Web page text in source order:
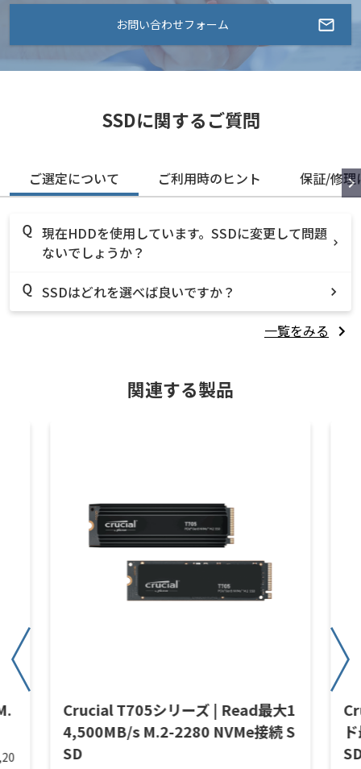
お問い合わせフォーム
SSDに関するご質問
ご選定について ご利用時のヒント 保証/修理
現在HDDを使用しています。SSDに変更して問題
ないでしょうか？
SSDはどれを選べば良いですか？
一覧をみる
関連する製品
Crucial T705シリーズ | Read最大1
4,500MB/s M.2-2280 NVMe接続 S
SD